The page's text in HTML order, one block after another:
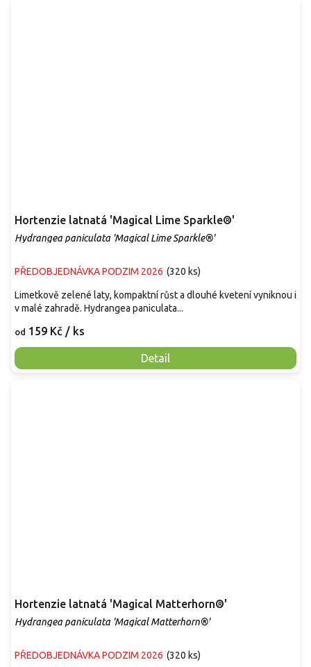
Hortenzie latnatá 'Magical Lime Sparkle®'
Hydrangea paniculata 'Magical Lime Sparkle®'
PŘEDOBJEDNÁVKA PODZIM 2026 (320 ks)
od 159 Kč / ks
Detail
Limetkově zelené laty, kompaktní růst a dlouhé kvetení vyniknou i
v malé zahradě. Hydrangea paniculata...
Hortenzie latnatá 'Magical Matterhorn®'
Hydrangea paniculata 'Magical Matterhorn®'
PŘEDOBJEDNÁVKA PODZIM 2026 (320 ks)